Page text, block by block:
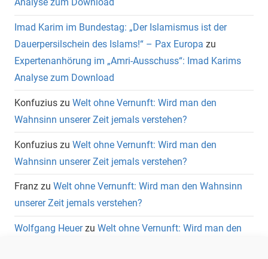
Imad Karim im Bundestag: „Der Islamismus ist der
Dauerpersilschein des Islams!“ – Pax Europa zu
Expertenanhörung im „Amri-Ausschuss“: Imad Karims
Analyse zum Download
Konfuzius zu Welt ohne Vernunft: Wird man den
Wahnsinn unserer Zeit jemals verstehen?
Konfuzius zu Welt ohne Vernunft: Wird man den
Wahnsinn unserer Zeit jemals verstehen?
Franz zu Welt ohne Vernunft: Wird man den Wahnsinn
unserer Zeit jemals verstehen?
Wolfgang Heuerzu Welt ohne Vernunft: Wird man den